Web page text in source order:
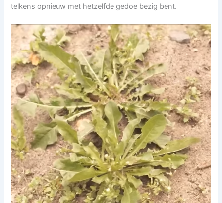
telkens opnieuw met hetzelfde gedoe bezig bent.